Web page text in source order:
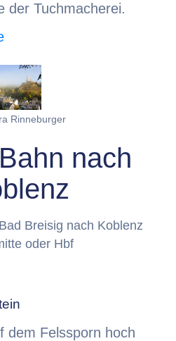
der Tuchmacherei.
Rinneburger
nach
Breisig nach Koblenz
oder Hbf
dem Felssporn hoch